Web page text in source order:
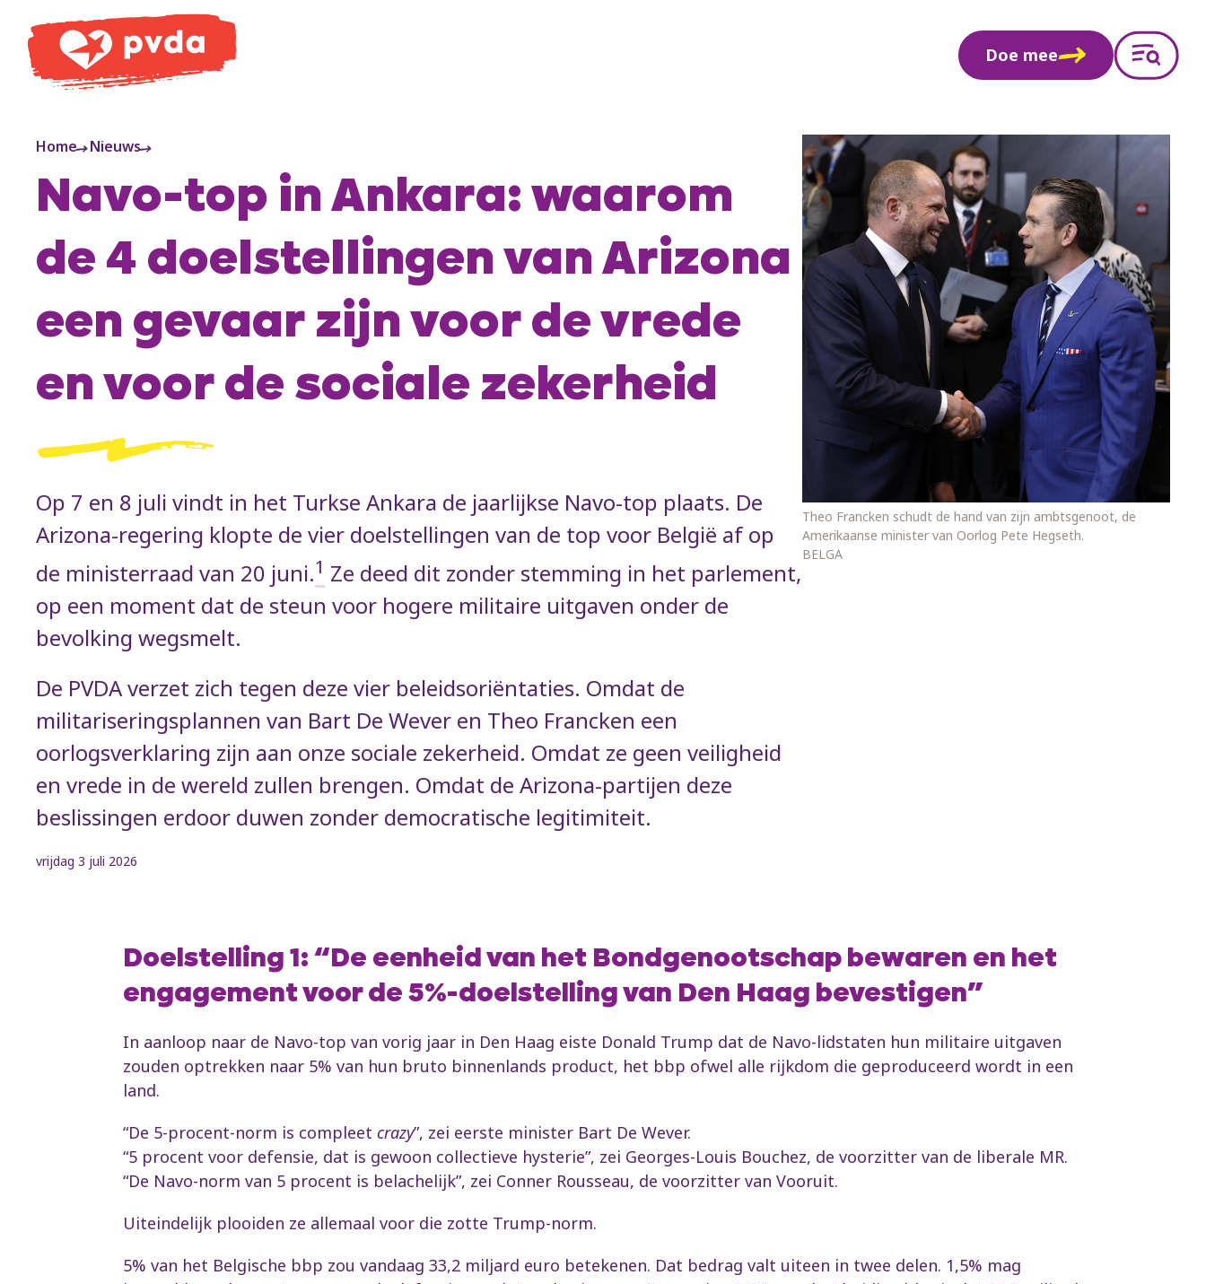
Doe mee
Home Nieuws
Navo-top in Ankara: waarom
de 4 doelstellingen van Arizona
een gevaar zijn voor de vrede
en voor de sociale zekerheid
Op 7 en 8 juli vindt in het Turkse Ankara de jaarlijkse Navo-top plaats. De
Arizona-regering klopte de vier doelstellingen van de top voor België af op
de ministerraad van 20 juni.1 Ze deed dit zonder stemming in het parlement,
op een moment dat de steun voor hogere militaire uitgaven onder de
bevolking wegsmelt.
De PVDA verzet zich tegen deze vier beleidsoriëntaties. Omdat de
militariseringsplannen van Bart De Wever en Theo Francken een
oorlogsverklaring zijn aan onze sociale zekerheid. Omdat ze geen veiligheid
en vrede in de wereld zullen brengen. Omdat de Arizona-partijen deze
beslissingen erdoor duwen zonder democratische legitimiteit.
vrijdag 3 juli 2026
Theo Francken schudt de hand van zijn ambtsgenoot, de
Amerikaanse minister van Oorlog Pete Hegseth.
BELGA
Doelstelling 1: “De eenheid van het Bondgenootschap bewaren en het
engagement voor de 5%-doelstelling van Den Haag bevestigen”
In aanloop naar de Navo-top van vorig jaar in Den Haag eiste Donald Trump dat de Navo-lidstaten hun militaire uitgaven
zouden optrekken naar 5% van hun bruto binnenlands product, het bbp ofwel alle rijkdom die geproduceerd wordt in een
land.
“De 5-procent-norm is compleet crazy”, zei eerste minister Bart De Wever.
“5 procent voor defensie, dat is gewoon collectieve hysterie”, zei Georges-Louis Bouchez, de voorzitter van de liberale MR.
“De Navo-norm van 5 procent is belachelijk”, zei Conner Rousseau, de voorzitter van Vooruit.
Uiteindelijk plooiden ze allemaal voor die zotte Trump-norm.
5% van het Belgische bbp zou vandaag 33,2 miljard euro betekenen. Dat bedrag valt uiteen in twee delen. 1,5% mag